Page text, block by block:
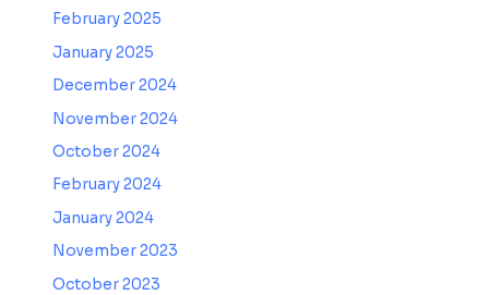
February 2025
January 2025
December 2024
November 2024
October 2024
February 2024
January 2024
November 2023
October 2023